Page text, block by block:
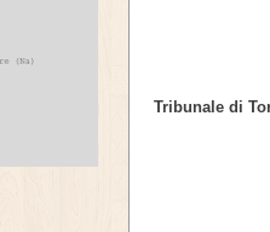
Tribunale di